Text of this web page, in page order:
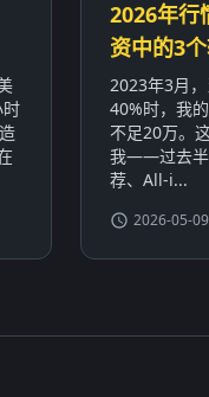
2026年行
资中的3
2023年3月
40%时，我
不足20万。
我——过去半
荐、All-i...
2026-05-09